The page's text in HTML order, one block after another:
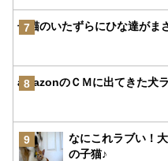
7
子猫のいたずらにひな達がま
8
amazonのＣＭに出てきた犬
9
なにこれラブい！
の子猫♪